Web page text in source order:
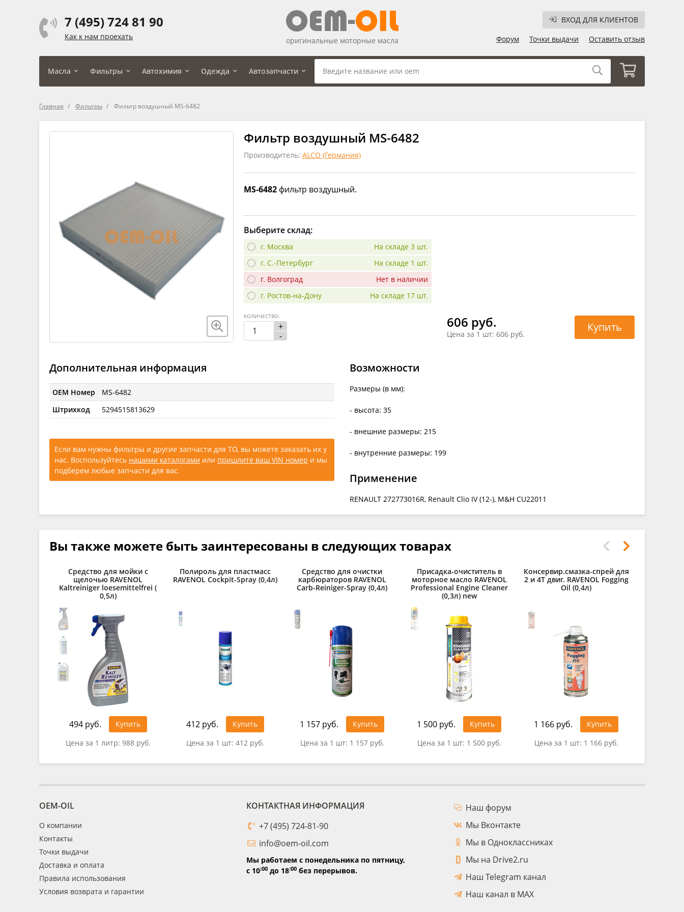
7 (495) 724 81 90
Как к нам проехать
ВХОД ДЛЯ КЛИЕНТОВ
Форум
Точки выдачи Оставить отзыв
оригинальные моторные масла
Масла Фильтры Автохимия Одежда Автозапчасти
Главная Фильтры Фильтр воздушный MS-6482
Фильтр воздушный MS-6482
Производитель: ALCO (Германия)
MS-6482 фильтр воздушный.
Выберите склад:
г. Москва
На складе 3 шт.
г. С.-Петербург
На складе 1 шт.
г. Волгоград
Нет в наличии
г. Ростов-на-Дону
На складе 17 шт.
606 руб.
Цена за 1 шт: 606 руб.
+
-
КОЛИЧЕСТВО:
Купить
Дополнительная информация
OEM Номер
MS-6482
Штрихкод
5294515813629
Если вам нужны фильтры и другие запчасти для ТО, вы можете заказать их у
нас. Воспользуйтесь нашими каталогами или пришлите ваш VIN номер и мы
подберем любые запчасти для вас.
Возможности
Размеры (в мм):
- высота: 35
- внешние размеры: 215
- внутренние размеры: 199
Применение
RENAULT 272773016R, Renault Clio IV (12-), M&H CU22011
Вы также можете быть заинтересованы в следующих товарах
Средство для мойки с
щелочью RAVENOL
Kaltreiniger loesemittelfrei (
0,5л)
494 руб.
Купить
Цена за 1 литр: 988 руб.
Полироль для пластмасс
RAVENOL Cockpit-Spray (0,4л)
412 руб.
Купить
Цена за 1 шт: 412 руб.
Средство для очистки
карбюраторов RAVENOL
Carb-Reiniger-Spray (0,4л)
1 157 руб.
Купить
Цена за 1 шт: 1 157 руб.
Присадка-очиститель в
моторное масло RAVENOL
Professional Engine Cleaner
(0,3л) new
1 500 руб.
Купить
Цена за 1 шт: 1 500 руб.
Консервир.смазка-спрей для
2 и 4Т двиг. RAVENOL Fogging
Oil (0,4л)
1 166 руб.
Купить
Цена за 1 шт: 1 166 руб.
OEM-OIL
О компании
Контакты
Точки выдачи
Доставка и оплата
Правила использования
Условия возврата и гарантии
КОНТАКТНАЯ ИНФОРМАЦИЯ
+7 (495) 724-81-90
info@oem-oil.com
Мы работаем с понедельника по пятницу,
с 10:00до 18:00без перерывов.
Наш форум
Мы Вконтакте
Мы в Одноклассниках
Мы на Drive2.ru
Наш Telegram канал
Наш канал в MAX